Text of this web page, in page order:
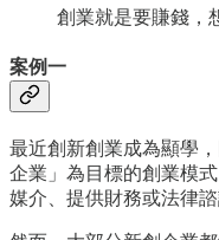
創業就是要賺錢，
案例一
最近創新創業成為顯學
企業」為目標的創業模
媒介、提供財務或法律諮